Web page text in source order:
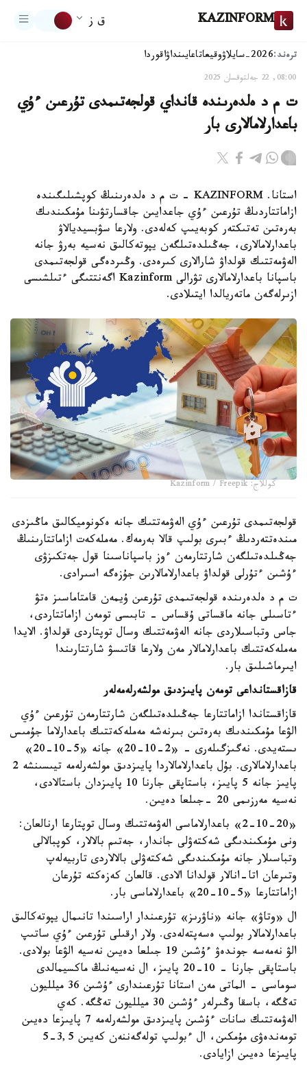
KAZINFORM ق ز
ترەند:2026-سايلاۋ وقيعاتاعايىنداۋاقوردا
08:00, 22 جەلتوقسان 2025
ت م د ەلدەرىندە قانداي قولجەتىمدى تۇرعىن ءۇي
باعدارلامالارى بار
استانا. KAZINFORM - ت م د ەلدەرىنىڭ كوپشىلىگىندە
ازاماتتاردىڭ تۇرعىن ءۇي جاعدايىن جاقسارتۋىنا مۇمكىندىك
بەرەتىن تەتىكتەر كوبەيىپ كەلەدى. ولارعا سۋبسيديالاۋ
باعدارلامالارى، جەڭىلدەتىلگەن يپوتەكالىق نەسيە بەرۋ جانە
الەۋمەتتىك قولداۋ شارالارى كىرەدى. وڭىردەگى قولجەتىمدى
باسپانا باعدارلامالارى تۋرالى Kazinform اگەنتتىگى ءتىلشىسى
ازىرلەگەن ماتەريالدا ايتىلادى.
كوللاج: Kazinform / Freepik
قولجەتىمدى تۇرعىن ءۇي الەۋمەتتىك جانە ەكونوميكالىق ماڭىزدى
مىندەتتەردىڭ ءبىرى بولىپ قالا بەرمەك. مەملەكەت ازاماتتارىنىڭ
جەڭىلدەتىلگەن شارتتارمەن ءوز باسپاناسىنا قول جەتكىزۋى
ءۇشىن ءتۇرلى قولداۋ باعدارلامالارىن جۇزەگە اسىرادى.
ت م د ەلدەرىندە قولجەتىمدى تۇرعىن ۇيمەن قامتاماسىز ەتۋ
ءتاسىلى جانە ماقساتى ۇقساس - تابىسى تومەن ازاماتتاردى،
جاس وتباسىلاردى جانە الەۋمەتتىك وسال توپتاردى قولداۋ. الايدا
مەملەكەتتىك باعدارلامالار مەن ولارعا قاتىسۋ شارتتارىندا
ايىرماشىلىق بار.
قازاقستانداعى تومەن پايىزدىق مولشەرلەمەلەر
قازاقستاندا ازاماتتارعا جەڭىلدەتىلگەن شارتتارمەن تۇرعىن ءۇي
الۋعا مۇمكىندىك بەرەتىن بىرنەشە مەملەكەتتىك باعدارلاما جۇمىس
ىستەيدى. نەگىزگىلەرى - «2-10-20» جانە «5-10-20»
باعدارلامالارى. بۇل باعدارلامالاردا پايىزدىق مولشەرلەمە تيىسىنشە 2
پايىز جانە 5 پايىز، باستاپقى جارنا 10 پايىزدان باستالادى،
نەسيە مەرزىمى 20 -جىلعا دەيىن.
«2-10-20» باعدارلاماسى الەۋمەتتىك وسال توپتارعا ارنالعان:
ونى مۇمكىندىگى شەكتەۋلى جاندار، جەتىم بالالار، كوپبالالى
وتباسىلار جانە مۇمكىندىگى شەكتەۋلى بالالاردى تاربيەلەپ
وتىرعان اتا-انالار قولدانا الادى. قالعان كەزەكتە تۇرعان
ازاماتتارعا «5-10-20» باعدارلاماسى بار.
ال «وتاۋ» جانە «ناۋرىز» تۇرعىندار اراسىندا تانىمال يپوتەكالىق
باعدارلامالار بولىپ ەسەپتەلەدى. ولار ارقىلى تۇرعىن ءۇي ساتىپ
الۋ نەمەسە جوندەۋ ءۇشىن 19 جىلعا دەيىن نەسيە الۋعا بولادى.
باستاپقى جارنا - 10-20 پايىز، ال نەسيەنىڭ ماكسيمالدى
سوماسى - الماتى مەن استانا تۇرعىندارى ءۇشىن 36 ميلليون
تەڭگە، باسقا وڭىرلەر ءۇشىن 30 ميلليون تەڭگە. كەي
الەۋمەتتىك سانات ءۇشىن پايىزدىق مولشەرلەمە 7 پايىزعا دەيىن
تومەندەۋى مۇمكىن، ال ءبولىپ تولەگەننەن كەيىن 3,5-5
پايىزعا دەيىن ازايادى.